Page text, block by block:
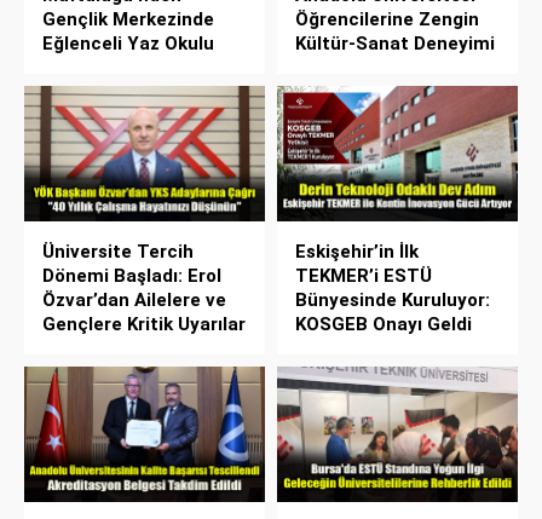
Gençlik Merkezinde
Eğlenceli Yaz Okulu
Öğrencilerine Zengin
Kültür-Sanat Deneyimi
Üniversite Tercih
Dönemi Başladı: Erol
Özvar’dan Ailelere ve
Gençlere Kritik Uyarılar
Eskişehir’in İlk
TEKMER’i ESTÜ
Bünyesinde Kuruluyor:
KOSGEB Onayı Geldi